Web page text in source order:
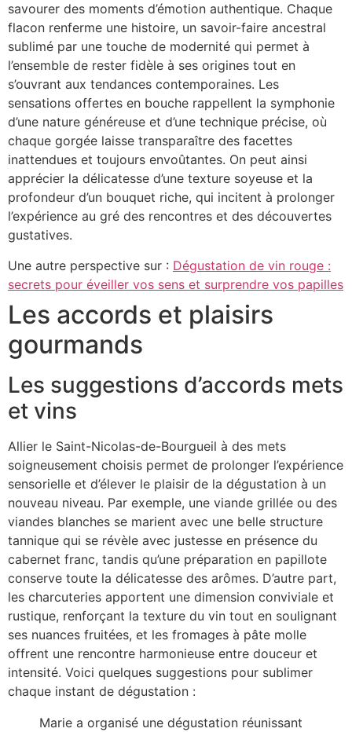
savourer des moments d’émotion authentique. Chaque
flacon renferme une histoire, un savoir-faire ancestral
sublimé par une touche de modernité qui permet à
l’ensemble de rester fidèle à ses origines tout en
s’ouvrant aux tendances contemporaines. Les
sensations offertes en bouche rappellent la symphonie
d’une nature généreuse et d’une technique précise, où
chaque gorgée laisse transparaître des facettes
inattendues et toujours envoûtantes. On peut ainsi
apprécier la délicatesse d’une texture soyeuse et la
profondeur d’un bouquet riche, qui incitent à prolonger
l’expérience au gré des rencontres et des découvertes
gustatives.
Une autre perspective sur : Dégustation de vin rouge :
secrets pour éveiller vos sens et surprendre vos papilles
Les accords et plaisirs
gourmands
Les suggestions d’accords mets
et vins
Allier le Saint-Nicolas-de-Bourgueil à des mets
soigneusement choisis permet de prolonger l’expérience
sensorielle et d’élever le plaisir de la dégustation à un
nouveau niveau. Par exemple, une viande grillée ou des
viandes blanches se marient avec une belle structure
tannique qui se révèle avec justesse en présence du
cabernet franc, tandis qu’une préparation en papillote
conserve toute la délicatesse des arômes. D’autre part,
les charcuteries apportent une dimension conviviale et
rustique, renforçant la texture du vin tout en soulignant
ses nuances fruitées, et les fromages à pâte molle
offrent une rencontre harmonieuse entre douceur et
intensité. Voici quelques suggestions pour sublimer
chaque instant de dégustation :
Marie a organisé une dégustation réunissant